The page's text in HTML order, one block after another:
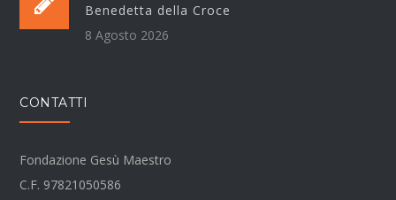
Benedetta della Croce
8 Agosto 2026
CONTATTI
Fondazione Gesù Maestro
C.F. 97821050586